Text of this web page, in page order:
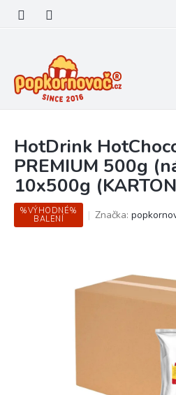
obsah
HotDrink
PREMIUM 500g
10x500g
%VÝHODNÉ%
BALENÍ
Značka: